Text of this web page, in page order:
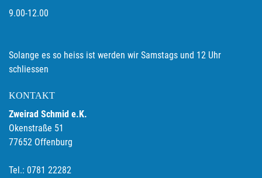
9.00-12.00
Solange es so heiss ist werden wir Samstags und 12 Uhr
schliessen
KONTAKT
Zweirad Schmid e.K.
Okenstraße 51
77652 Offenburg
Tel.: 0781 22282